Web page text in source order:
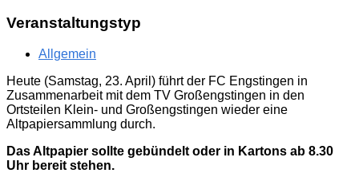
Veranstaltungstyp
Allgemein
Heute (Samstag, 23. April) führt der FC Engstingen in
Zusammenarbeit mit dem TV Großengstingen in den
Ortsteilen Klein- und Großengstingen wieder eine
Altpapiersammlung durch.
Das Altpapier sollte gebündelt oder in Kartons ab 8.30
Uhr bereit stehen.